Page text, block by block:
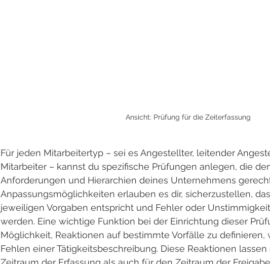
Ansicht: Prüfung für die Zeiterfassung
Für jeden Mitarbeitertyp – sei es Angestellter, leitender
Mitarbeiter – kannst du spezifische Prüfungen anlegen, die
Anforderungen und Hierarchien deines Unternehmens
Anpassungsmöglichkeiten erlauben es dir, sicherzustellen,
jeweiligen Vorgaben entspricht und Fehler oder
werden. Eine wichtige Funktion bei der Einrichtung dieser
Möglichkeit, Reaktionen auf bestimmte Vorfälle zu definieren,
Fehlen einer Tätigkeitsbeschreibung. Diese Reaktionen